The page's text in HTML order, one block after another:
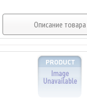
Описание товара